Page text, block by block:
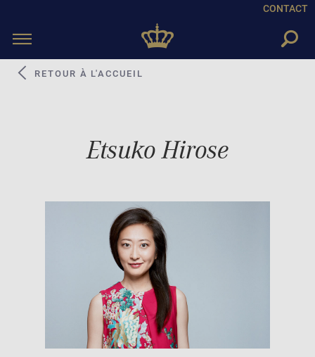
CONTACT
Toggle
Etsuko Hirose
RETOUR À L'ACCUEIL